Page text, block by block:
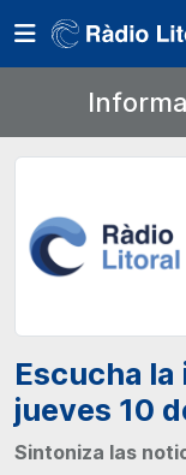
Escucha
jueves 10
Sintoniza las